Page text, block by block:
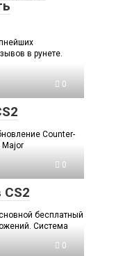
в рунете.
0
Counter-
Major
0
бесплатный
Система
0